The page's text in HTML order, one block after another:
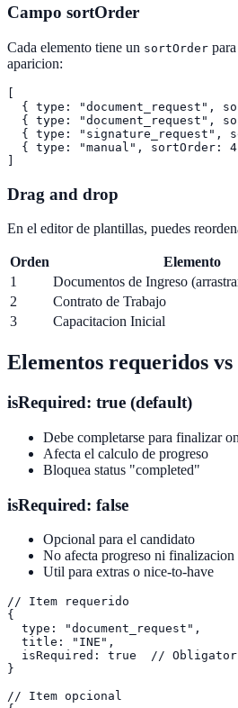
Campo sortOrder
Cada elemento tiene un sortOrder
aparicion:
{ type: "document_request",
{ type: "document_request",
{ type: "signature_request",
{ type: "manual", sortOrder:
Drag and drop
En el editor de plantillas, puedes
Orden
Elemento
1
Documentos de Ingreso
2
Contrato de Trabajo
3
Capacitacion Inicial
Elementos requeridos vs
isRequired: true (default)
Debe completarse para finalizar
Afecta el calculo de progreso
Bloquea status "completed"
isRequired: false
Opcional para el candidato
No afecta progreso ni finalizacion
Util para extras o nice-to-have
// Item requerido
{
  type: "document_request",
  title: "INE",
isRequired: true  //
}
// Item opcional